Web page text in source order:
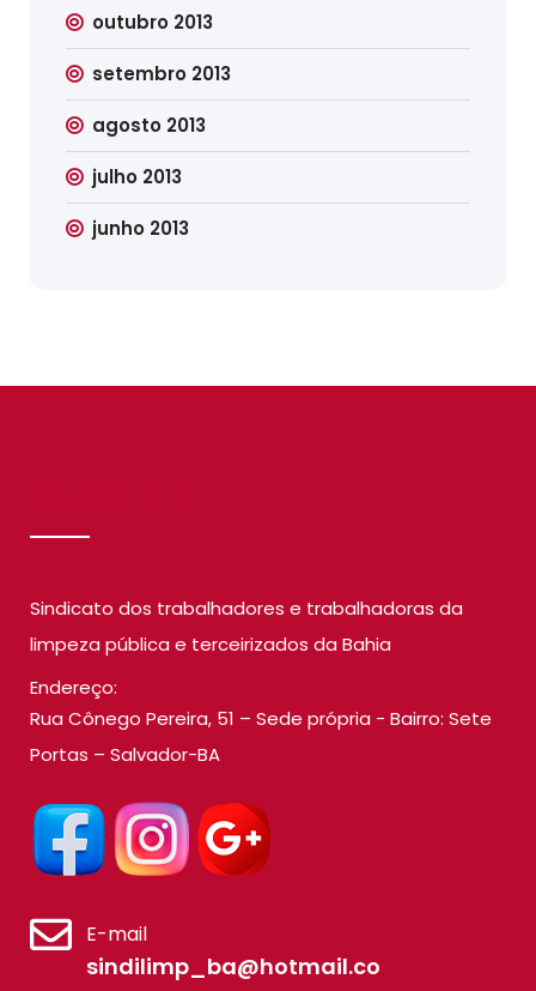
outubro 2013
setembro 2013
agosto 2013
julho 2013
junho 2013
Sindicato dos trabalhadores e trabalhadoras da
limpeza pública e terceirizados da Bahia
Endereço:
Rua Cônego Pereira, 51 – Sede própria - Bairro: Sete
Portas – Salvador-BA
E-mail
sindilimp_ba@hotmail.co